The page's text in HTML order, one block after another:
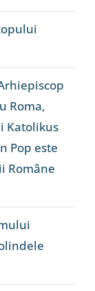
Roma,
Katolikus
Pop este
Române